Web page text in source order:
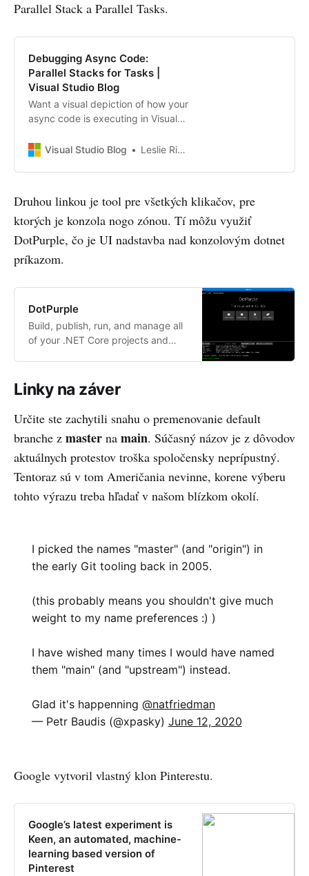
Parallel Stack a Parallel Tasks.
Debugging Async Code:
Parallel Stacks for Tasks |
Visual Studio Blog
Want a visual depiction of how your
async code is executing in Visual
updated Parallel Stacks for Tasks
Visual Studio Blog Leslie Richardson
Druhou linkou je tool pre všetkých klikačov, pre
ktorých je konzola nogo zónou. Tí môžu využiť
DotPurple, čo je UI nadstavba nad konzolovým dotnet
príkazom.
DotPurple
Build, publish, run, and manage all
of your .NET Core projects and
Linky na záver
Určite ste zachytili snahu o premenovanie default
branche z master na main. Súčasný názov je z dôvodov
aktuálnych protestov troška spoločensky neprípustný.
Tentoraz sú v tom Američania nevinne, korene výberu
tohto výrazu treba hľadať v našom blízkom okolí.
I picked the names "master" (and "origin") in
the early Git tooling back in 2005.
(this probably means you shouldn't give much
weight to my name preferences :) )
I have wished many times I would have named
them "main" (and "upstream") instead.
Glad it's happenning @natfriedman
— Petr Baudis (@xpasky) June 12, 2020
Google vytvoril vlastný klon Pinterestu.
Google’s latest experiment is
Keen, an automated, machine-
learning based version of
Pinterest